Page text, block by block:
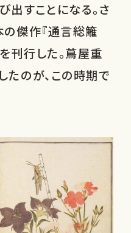
すことになる。さ
傑作『通言総籬
を刊行した。蔦屋重
のが、この時期で